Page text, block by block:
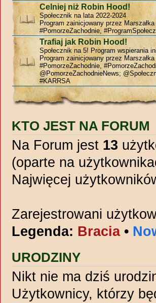
Celniej niż Robin Hood!
Społecznik na lata 2022-2024
Program zainicjowany przez
#PomorzeZachodnie,
Trafiaj jak Robin Hood!
Społecznik na 5! Program wspierania
Program zainicjowany przez
#PomorzeZachodnie,
@PomorzeZachodnieNews;
#KARRSA
KTO JEST NA FORUM
Na Forum jest 13
(oparte na
Najwięcej
Zarejestrowani
Legenda: Bracia•
URODZINY
Nikt nie ma dziś
Użytkownicy, którzy